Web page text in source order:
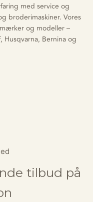
med service og
broderimaskiner. Vores
og modeller –
Husqvarna, Bernina og
tilbud på